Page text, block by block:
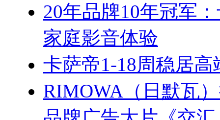
20年品牌10年冠军
家庭影音体验
卡萨帝1-18周稳居
RIMOWA（日默瓦